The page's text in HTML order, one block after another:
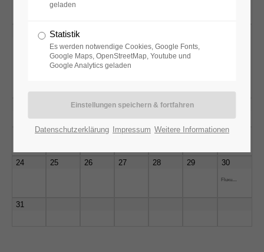
4
museum
12 13 14 15
18 19 20 21 22 23
24 25 26 27 28 29 30
Fluxus+Livemusik
31
geladen
Statistik
Es werden notwendige Cookies, Google Fonts,
Google Maps, OpenStreetMap, Youtube und
Google Analytics geladen
Datenschutzerklärung Impressum Weitere Informationen